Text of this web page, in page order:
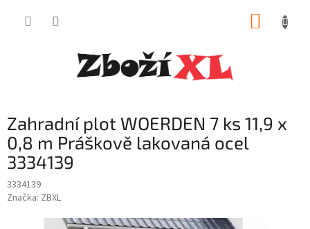
Zahradní plot WOERDEN 7 ks 11,9 x
0,8 m Práškově lakovaná ocel
3334139
3334139
Značka: ZBXL